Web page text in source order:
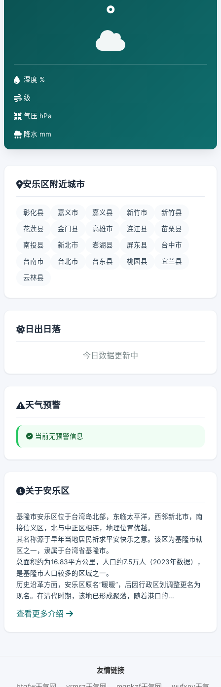
°
湿度 %
级
气压 hPa
降水 mm
安乐区附近城市
彰化县 嘉义市 嘉义县 新竹市 新竹县
花莲县 金门县 高雄市 连江县 苗栗县
南投县 新北市 澎湖县 屏东县 台中市
台南市 台北市 台东县 桃园县 宜兰县
云林县
日出日落
今日数据更新中
天气预警
当前无预警信息
关于安乐区
基隆市安乐区位于台湾岛北部，东临太平洋，西邻新北市，南
接信义区，北与中正区相连，地理位置优越。
其名称源于早年当地居民祈求平安快乐之意。该区为基隆市辖
区之一，隶属于台湾省基隆市。
总面积约为16.83平方公里，人口约7.5万人（2023年数据），
是基隆市人口较多的区域之一。
历史沿革方面，安乐区原名“暖暖”，后因行政区划调整更名为
现名。在清代时期，该地已形成聚落，随着港口的...
查看更多介绍
友情链接